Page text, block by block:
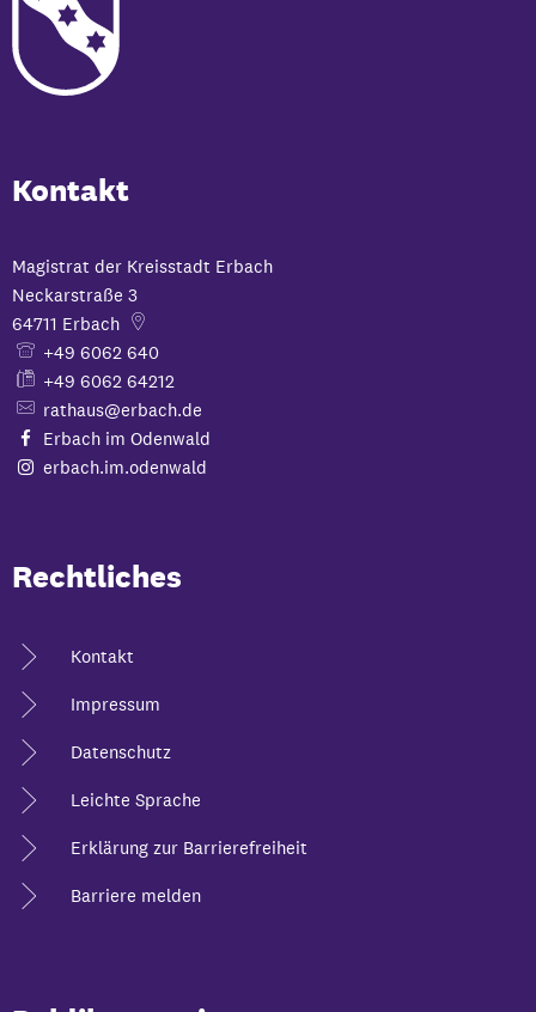
Kontakt
Magistrat der Kreisstadt Erbach
Neckarstraße 3
64711 Erbach
+49 6062 640
+49 6062 64212
rathaus@erbach.de
Erbach im Odenwald
erbach.im.odenwald
Rechtliches
Kontakt
Impressum
Datenschutz
Leichte Sprache
Erklärung zur Barrierefreiheit
Barriere melden